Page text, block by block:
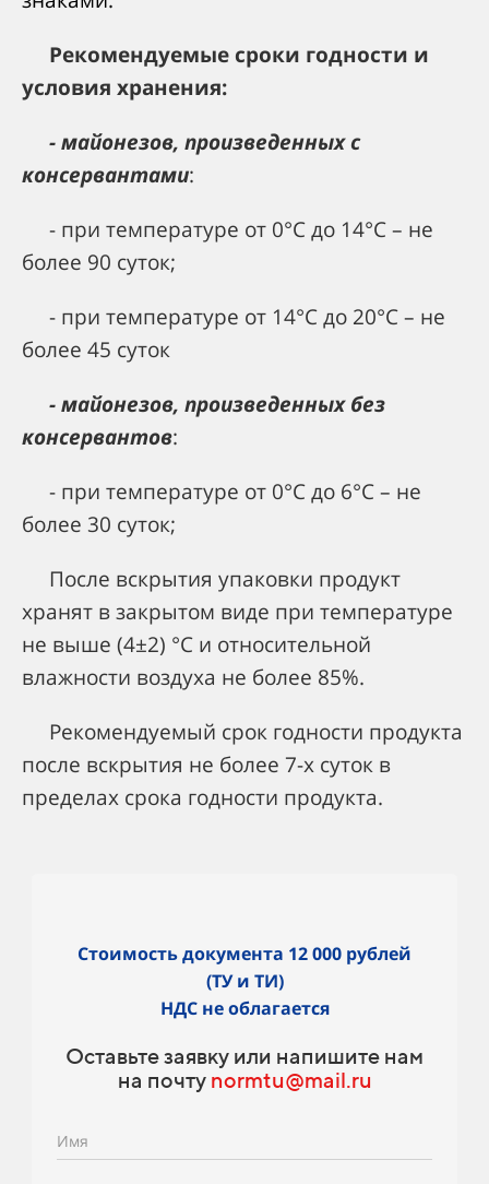
Рекомендуемые сроки годности и
условия хранения:
- майонезов, произведенных с
консервантами:
- при температуре от 0°С до 14°С – не
более 90 суток;
- при температуре от 14°С до 20°С – не
более 45 суток
- майонезов, произведенных без
консервантов:
- при температуре от 0°С до 6°С – не
более 30 суток;
После вскрытия упаковки продукт
хранят в закрытом виде при температуре
не выше (4±2) °С и относительной
влажности воздуха не более 85%.
Рекомендуемый срок годности продукта
после вскрытия не более 7-х суток в
пределах срока годности продукта.
Стоимость документа 12 000 рублей
(ТУ и ТИ)
НДС не облагается
Оставьте заявку или напишите нам
на почту normtu@mail.ru
Имя